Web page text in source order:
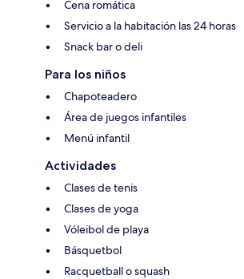
Cena romática
Servicio a la habitación las 24 horas
Snack bar o deli
Para los niños
Chapoteadero
Área de juegos infantiles
Menú infantil
Actividades
Clases de tenis
Clases de yoga
Vóleibol de playa
Básquetbol
Racquetball o squash